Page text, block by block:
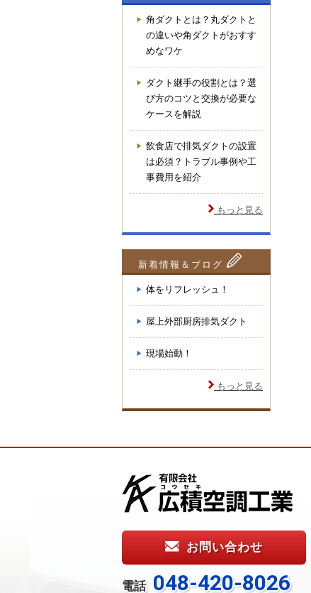
角ダクトとは？丸ダクトと
の違いや角ダクトがおすす
めなワケ
ダクト継手の役割とは？選
び方のコツと交換が必要な
ケースを解説
飲食店で排気ダクトの設置
は必須？トラブル事例や工
事費用を紹介
もっと見る
新着情報＆ブログ
体をリフレッシュ！
屋上外部厨房排気ダクト
現場始動！
もっと見る
お問い合わせ
電話 048-420-8026